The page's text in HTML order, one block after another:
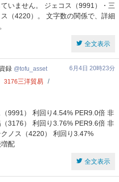
いません。 ジェコス（9991）・三
（4220）。 文字数の関係で、詳細
全文表示
録 tofu_asset
6月4日 20時23分
3176三洋貿易
9991） 利回り4.54% PER9.0倍 非
3176） 利回り3.76% PER9.6倍 非
ノス（4220） 利回り3.47%
配
全文表示